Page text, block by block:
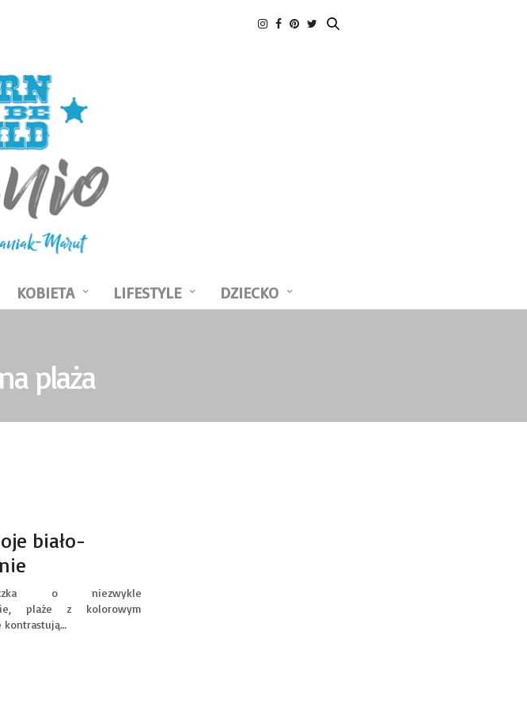
KOBIETA LIFESTYLE DZIECKO
plaża
biało-
o niezwykle
plaże z kolorowym
kontrastują…